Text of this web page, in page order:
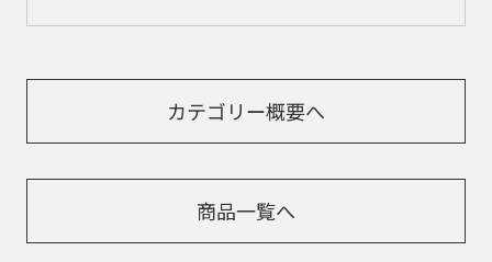
カテゴリー概要へ
商品一覧へ